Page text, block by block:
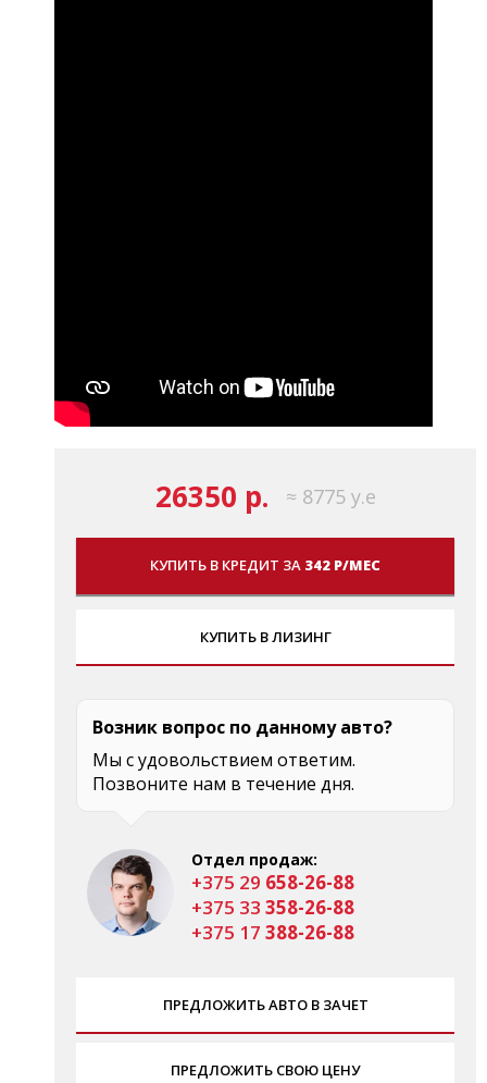
26350 р. ≈ 8775 у.е
КУПИТЬ В КРЕДИТ ЗА 342 Р/МЕС
КУПИТЬ В ЛИЗИНГ
Возник вопрос по данному авто?
Мы с удовольствием ответим.
Позвоните нам в течение дня.
Отдел продаж:
+375 29 658-26-88
+375 33 358-26-88
+375 17 388-26-88
ПРЕДЛОЖИТЬ АВТО В ЗАЧЕТ
ПРЕДЛОЖИТЬ СВОЮ ЦЕНУ